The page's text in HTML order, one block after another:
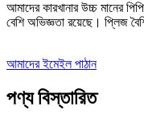
আমাদের কারখানার উচ্চ মানের
বেশি অভিজ্ঞতা রয়েছে। প্লিজ
আমাদের ইমেইল পাঠান
পণ্য বিস্তারিত